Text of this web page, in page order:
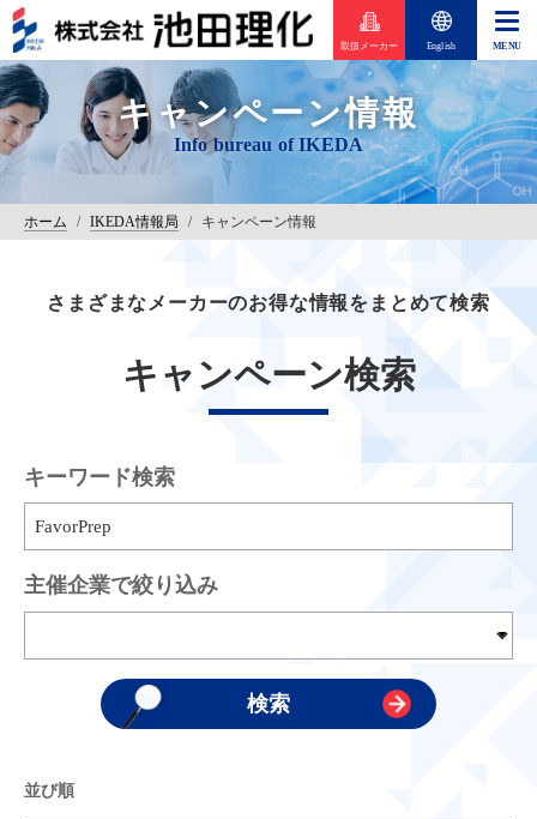
取扱メーカー English
キャンペーン情報
ホーム / IKEDA情報局 / キャンペーン情報
さまざまなメーカーのお得な情報をまとめて検索
キャンペーン検索
キーワード検索
主催企業で絞り込み
並び順